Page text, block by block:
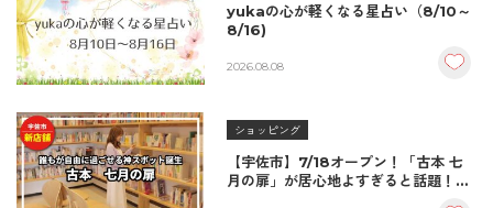
yukaの心が軽くなる星占い（8/10～
8/16)
2026.08.08
ショッピング
【宇佐市】7/18オープン！「古本 七
月の扉」が居心地よすぎると話題！絶